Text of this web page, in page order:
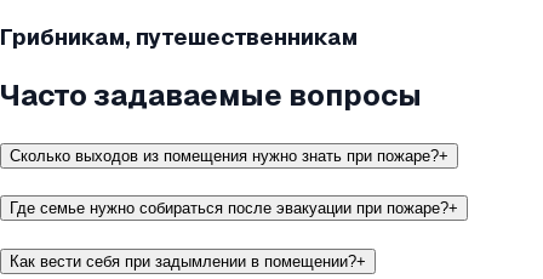
Грибникам, путешественникам
Часто задаваемые вопросы
Сколько выходов из помещения нужно знать при пожаре?+
Где семье нужно собираться после эвакуации при пожаре?+
Как вести себя при задымлении в помещении?+